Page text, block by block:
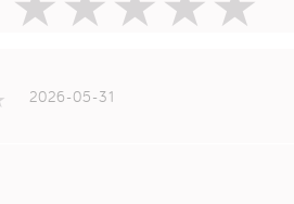
2026-05-31